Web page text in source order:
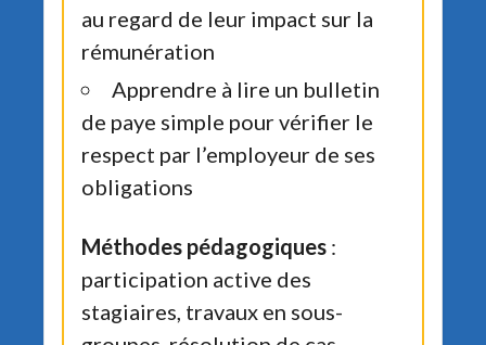
au regard de leur impact sur la
rémunération
Apprendre à lire un bulletin
de paye simple pour vérifier le
respect par l’employeur de ses
obligations
Méthodes pédagogiques :
participation active des
stagiaires, travaux en sous-